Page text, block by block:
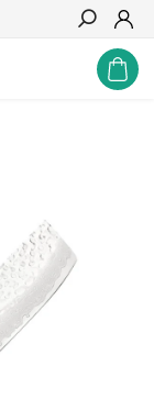
Hledat